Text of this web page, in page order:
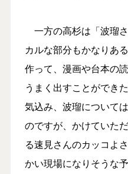
一方の高杉は「波瑠
カルな部分もかなりあ
作って、漫画や台本の
うまく出すことができ
気込み、波瑠について
のですが、かけていた
る速見さんのカッコよ
かい現場になりそうな